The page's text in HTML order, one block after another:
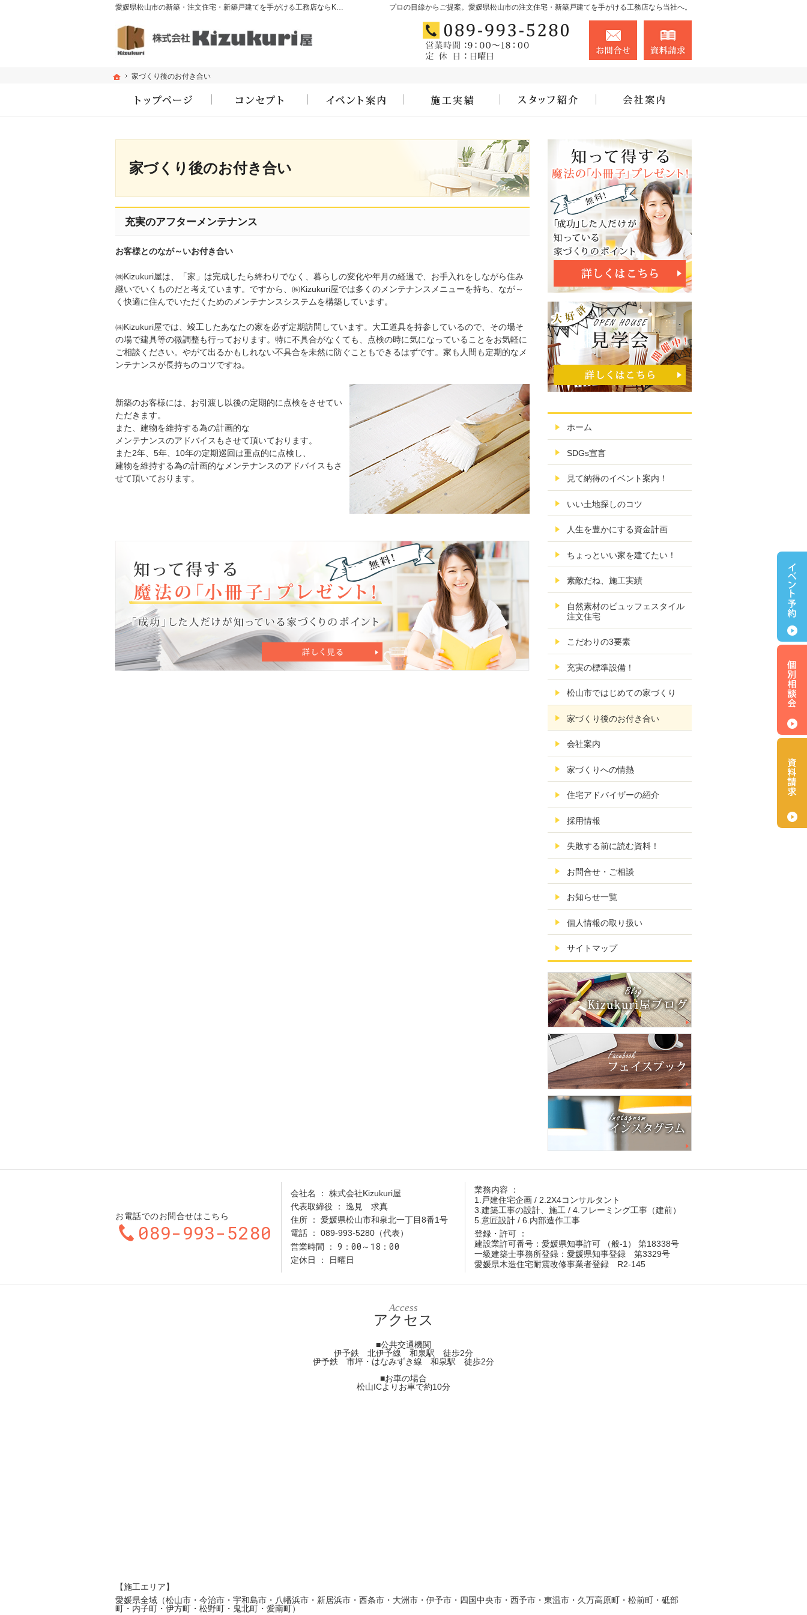
ホーム
家づくり後のお付き合い
家づくり後のお付き合い
プロの目線からご提案。愛媛県松山市の注文住宅・新築戸建てを手がける工務店なら当社へ。
愛媛県松山市の新築・注文住宅・新築戸建てを手がける工務店ならKizukuri屋
充実のアフターメンテナンス
お客様とのなが～いお付き合い
㈱Kizukuri屋は、「家」は完成したら終わりでなく、暮らしの変化や年月の経過で、お手入れをしながら住み
継いでいくものだと考えています。ですから、㈱Kizukuri屋では多くのメンテナンスメニューを持ち、なが～
く快適に住んでいただくためのメンテナンスシステムを構築しています。
㈱Kizukuri屋では、竣工したあなたの家を必ず定期訪問しています。大工道具を持参しているので、その場そ
の場で建具等の微調整も行っております。特に不具合がなくても、点検の時に気になっていることをお気軽に
ご相談ください。やがて出るかもしれない不具合を未然に防ぐこともできるはずです。家も人間も定期的なメ
ンテナンスが長持ちのコツですね。
新築のお客様には、お引渡し以後の定期的に点検をさせてい
ただきます。
また、建物を維持する為の計画的な
メンテナンスのアドバイスもさせて頂いております。
また2年、5年、10年の定期巡回は重点的に点検し、
建物を維持する為の計画的なメンテナンスのアドバイスもさ
せて頂いております。
ホーム
SDGs宣言
見て納得のイベント案内！
いい土地探しのコツ
人生を豊かにする資金計画
ちょっといい家を建てたい！
素敵だね、施工実績
自然素材のビュッフェスタイル
注文住宅
こだわりの3要素
充実の標準設備！
松山市ではじめての家づくり
家づくり後のお付き合い
会社案内
家づくりへの情熱
住宅アドバイザーの紹介
採用情報
失敗する前に読む資料！
お問合せ・ご相談
お知らせ一覧
個人情報の取り扱い
サイトマップ
ホーム
家づくり後のお付き合い
お電話でのお問合せはこちら
089-993-5280
会社名
株式会社Kizukuri屋
代表取締役
逸見 求真
住所
愛媛県松山市和泉北一丁目8番1号
電話
089-993-5280（代表）
営業時間
9：00～18：00
定休日 日曜日
業務内容
1.戸建住宅企画 / 2.2X4コンサルタント
3.建築工事の設計、施工 / 4.フレーミング工事（建前）
5.意匠設計 / 6.内部造作工事
登録・許可
建設業許可番号：愛媛県知事許可 （般-1） 第18338号
一級建築士事務所登録：愛媛県知事登録 第3329号
愛媛県木造住宅耐震改修事業者登録 R2-145
Access
アクセス
■公共交通機関
伊予鉄 北伊予線 和泉駅 徒歩2分
伊予鉄 市坪・はなみずき線 和泉駅 徒歩2分
■お車の場合
松山ICよりお車で約10分
【施工エリア】
愛媛県全域（松山市・今治市・宇和島市・八幡浜市・新居浜市・西条市・大洲市・伊予市・四国中央市・西予市・東温市・久万高原町・松前町・砥部
町・内子町・伊方町・松野町・鬼北町・愛南町）